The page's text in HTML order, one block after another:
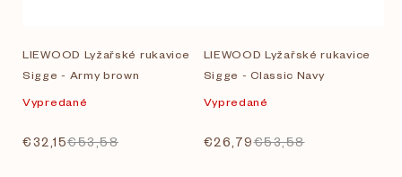
LIEWOOD Lyžařské rukavice
Sigge - Army brown
Vypredané
€32,15€53,58
LIEWOOD Lyžařské rukavice
Sigge - Classic Navy
Vypredané
€26,79€53,58